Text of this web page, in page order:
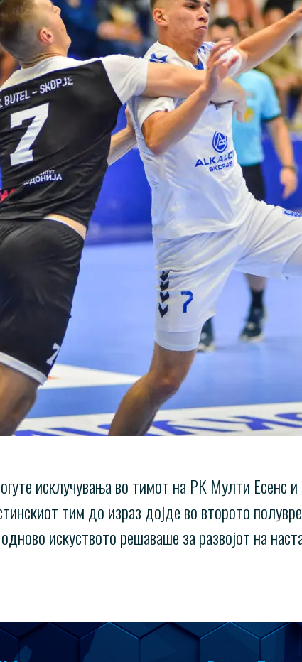
исклучувања во тимот на РК Мулти Есенс
тим до израз дојде во второто
искуството решаваше за развојот на